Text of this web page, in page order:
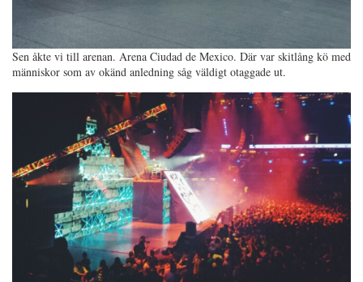
Sen åkte vi till arenan. Arena Ciudad de Mexico. Där var skitlång kö med
människor som av okänd anledning såg väldigt otaggade ut.